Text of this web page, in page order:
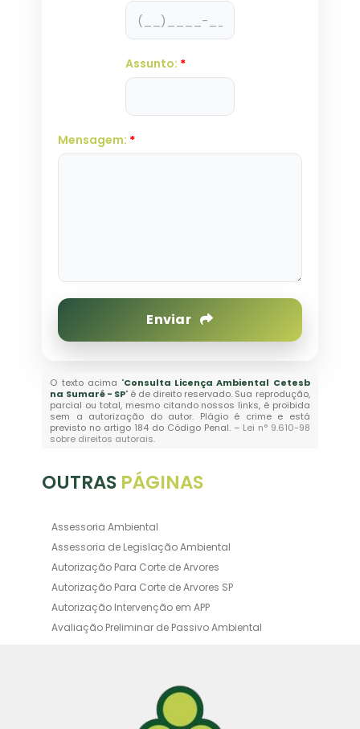
Assunto: *
Mensagem: *
Enviar
O texto acima "Consulta Licença Ambiental Cetesb
na Sumaré - SP" é de direito reservado. Sua reprodução,
parcial ou total, mesmo citando nossos links, é proibida
sem a autorização do autor. Plágio é crime e está
previsto no artigo 184 do Código Penal. – Lei n° 9.610-98
sobre direitos autorais.
OUTRAS PÁGINAS
Assessoria Ambiental
Assessoria de Legislação Ambiental
Autorização Para Corte de Arvores
Autorização Para Corte de Arvores SP
Autorização Intervenção em APP
Avaliação Preliminar de Passivo Ambiental
Certificado de Movimentação de Resíduos de
Certificado de Movimentação de Resíduos de